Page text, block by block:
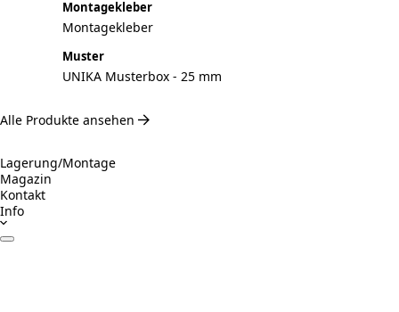
Montagekleber
Montagekleber
Muster
UNIKA Musterbox - 25 mm
Alle Produkte ansehen
Lagerung/Montage
Magazin
Kontakt
Info